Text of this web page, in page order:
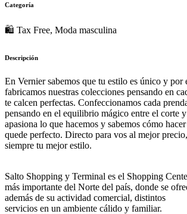
Categoría
🛍 Tax Free, Moda masculina
Descripción
En Vernier sabemos que tu estilo es único y por
fabricamos nuestras colecciones pensando en
te calcen perfectas. Confeccionamos cada
pensando en el equilibrio mágico entre el corte
apasiona lo que hacemos y sabemos cómo
quede perfecto. Directo para vos al mejor
siempre tu mejor estilo.
Salto Shopping y Terminal es el Shopping
más importante del Norte del país, donde se
además de su actividad comercial, distintos
servicios en un ambiente cálido y familiar.